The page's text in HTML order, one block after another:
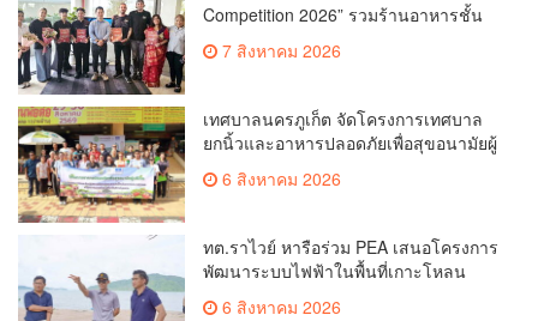
Competition 2026” รวมร้านอาหารชั้น
ศักยภาพ Food Destination ย่านเชิงทะเล
7 สิงหาคม 2026
เทศบาลนครภูเก็ต จัดโครงการเทศบาล
ยกนิ้วและอาหารปลอดภัยเพื่อสุขอนามัยผู้
บริโภค
6 สิงหาคม 2026
ทต.ราไวย์ หารือร่วม PEA เสนอโครงการ
พัฒนาระบบไฟฟ้าในพื้นที่เกาะโหลน
6 สิงหาคม 2026